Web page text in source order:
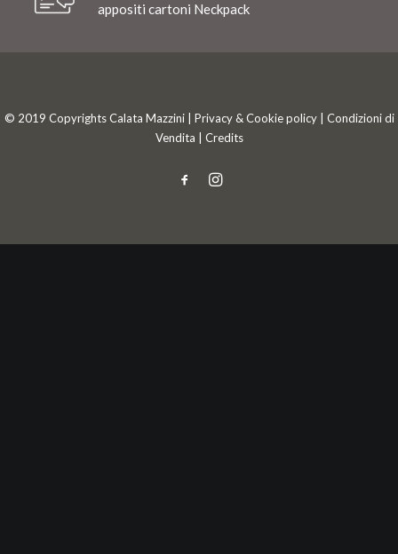
appositi cartoni Neckpack
© 2019 Copyrights Calata Mazzini | Privacy & Cookie policy| Condizioni di
Vendita
Credits